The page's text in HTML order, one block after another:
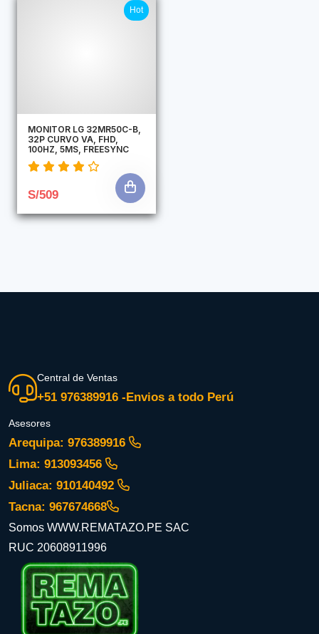
Hot
MONITOR LG 32MR50C-B,
32P CURVO VA, FHD,
100HZ, 5MS, FREESYNC
S/509
Central de Ventas
+51 976389916 -Envios a todo Perú
Asesores
Arequipa: 976389916
Lima: 913093456
Juliaca: 910140492
Tacna: 967674668
Somos WWW.REMATAZO.PE SAC
RUC 20608911996